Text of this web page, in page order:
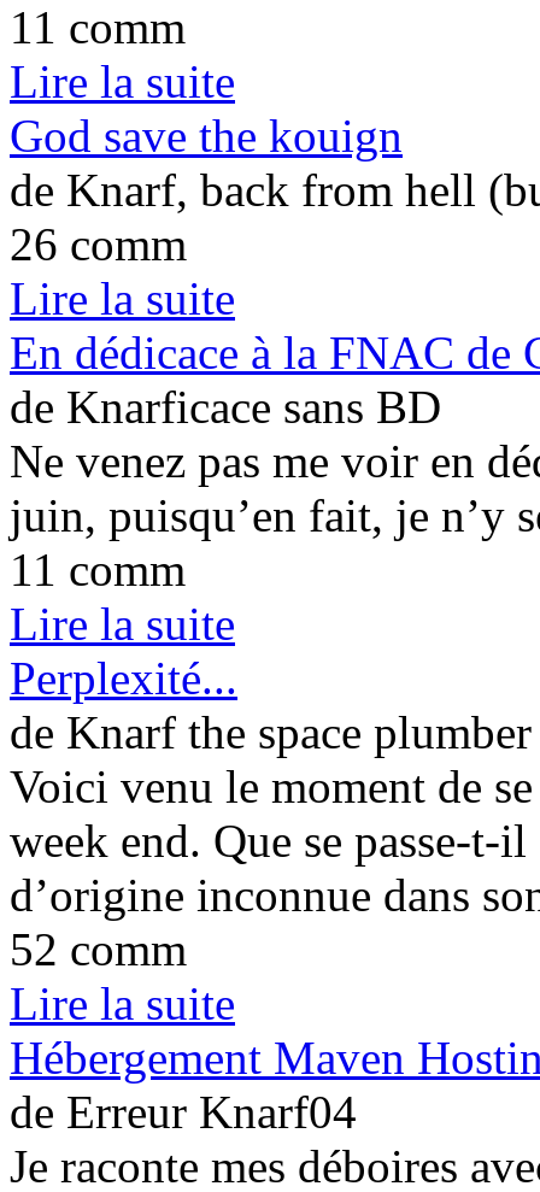
11 comm
Lire la suite
God save the kouign
de Knarf, back from hell
26 comm
Lire la suite
En dédicace à la FNAC de
de Knarficace sans BD
Ne venez pas me voir en
juin, puisqu’en fait, je n’y
11 comm
Lire la suite
Perplexité...
de Knarf the space plumber
Voici venu le moment de
week end. Que se passe-t-
d’origine inconnue dans
52 comm
Lire la suite
Hébergement Maven
de Erreur Knarf04
Je raconte mes déboires